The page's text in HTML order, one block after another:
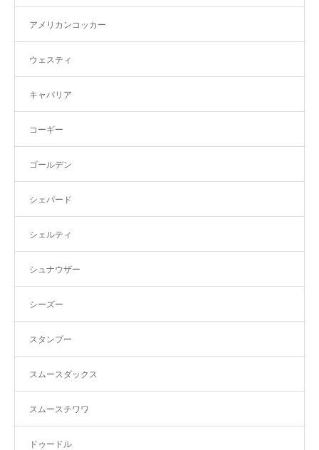
アメリカンコッカー
ウェスティ
キャバリア
コーギー
ゴールデン
シェパード
シェルティ
シュナウザー
シーズー
スタンプー
スムースダックス
スムースチワワ
ドゥードル